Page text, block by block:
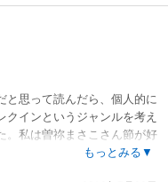
と思って読んだら、個人的に
インというジャンルを考え
私は曽祢まさこさん節が好
もっとみる▼